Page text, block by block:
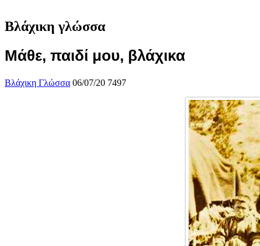
Βλάχικη γλώσσα
Μάθε, παιδί μου, βλάχικα
Βλάχικη Γλώσσα 06/07/20 7497